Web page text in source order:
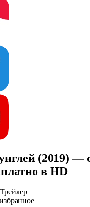
(2019) —
в HD
Трейлер